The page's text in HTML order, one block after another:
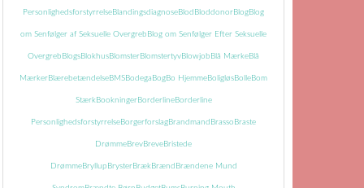
PersonlighedsforstyrrelseBlandingsdiagnoseBlod BloddonorBlogBlog
om Senfølger af Seksuelle Overgreb Blog om Senfølger Efter Seksuelle
Overgreb BlogsBlokhusBlomsterBlomstertyvBlowjob Blå MærkeBlå
MærkerBlærebetændelseBMSBodega BogBo HjemmeBoligløsBolleBom
StærkBookningerBorderlineBorderline
PersonlighedsforstyrrelseBorgerforslagBrandmand Brasso Braste
DrømmeBrevBreveBristede
DrømmeBryllup BrysterBrækBrænd Brændene Mund